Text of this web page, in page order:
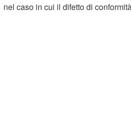
nel caso in cui il difetto di